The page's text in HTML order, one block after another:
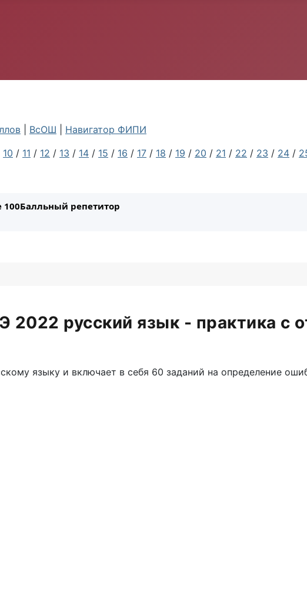
ВсОШ
Навигатор ФИПИ
10 / 11 / 12 / 13 / 14 / 15 / 16 / 17 / 18 / 19 / 20 / 21 / 22 / 23 / 24 /
100Балльный репетитор
2022 русский язык - практика с
языку и включает в себя 60 заданий на определение